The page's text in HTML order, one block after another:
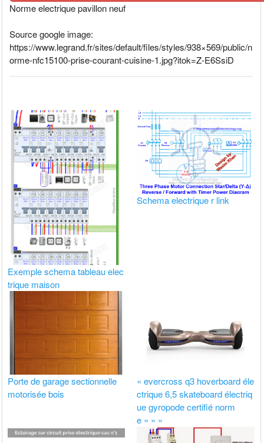
Norme electrique pavillon neuf
Source google image:
https://www.legrand.fr/sites/default/files/styles/938×569/public/n
orme-nfc15100-prise-courant-cuisine-1.jpg?itok=Z-E6SsiD
Exemple schema tableau elec
trique maison
Schema electrique r link
Porte de garage sectionnelle
motorisée bois
« evercross q3 hoverboard éle
ctrique 6,5 skateboard électriq
ue gyropode certifié norm
e » » »